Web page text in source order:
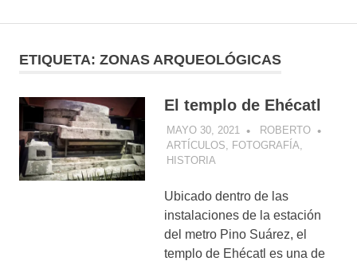
ETIQUETA: ZONAS ARQUEOLÓGICAS
El templo de Ehécatl
MAYO 30, 2021
ROBERTO
ARTÍCULOS
FOTOGRAFÍA
HISTORIA
Ubicado dentro de las
instalaciones de la estación
del metro Pino Suárez, el
templo de Ehécatl es una de